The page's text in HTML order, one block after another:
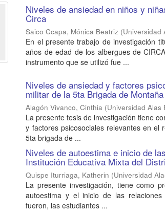
Niveles de ansiedad en niños y
Circa
Saico Ccapa, Mónica Beatriz (Universidad
En el presente trabajo de investigación
años de edad de los albergues de
instrumento que se utilizó fue ...
Niveles de ansiedad y factores
militar de la 5ta Brigada de
Alagón Vivanco, Cinthia (Universidad Alas
La presente tesis de investigación tiene
y factores psicosociales relevantes en
5ta brigada de ...
Niveles de autoestima e inicio de
Institución Educativa Mixta del
Quispe Iturriaga, Katherin (Universidad
La presente investigación, tiene como
autoestima y el inicio de las
fueron, las estudiantes ...